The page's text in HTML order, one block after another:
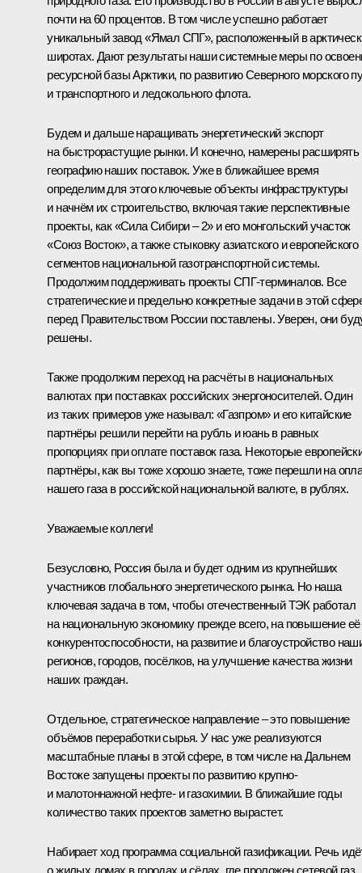
почти на 60 процентов. В том числе успешно работает
уникальный завод «Ямал СПГ», расположенный в
широтах. Дают результаты наши системные меры по
ресурсной базы Арктики, по развитию Северного морского
и транспортного и ледокольного флота.
Будем и дальше наращивать энергетический экспорт
на быстрорастущие рынки. И конечно, намерены расширять
географию наших поставок. Уже в ближайшее время
определим для этого ключевые объекты инфраструктуры
и начнём их строительство, включая такие перспективные
проекты, как «Сила Сибири – 2» и его монгольский участок
«Союз Восток», а также стыковку азиатского и европейского
сегментов национальной газотранспортной системы.
Продолжим поддерживать проекты СПГ-терминалов. Все
стратегические и предельно конкретные задачи в этой
перед Правительством России поставлены. Уверен, они
решены.
Также продолжим переход на расчёты в национальных
валютах при поставках российских энергоносителей. Один
из таких примеров уже называл: «Газпром» и его китайские
партнёры решили перейти на рубль и юань в равных
пропорциях при оплате поставок газа. Некоторые
партнёры, как вы тоже хорошо знаете, тоже перешли на
нашего газа в российской национальной валюте, в рублях.
Уважаемые коллеги!
Безусловно, Россия была и будет одним из крупнейших
участников глобального энергетического рынка. Но наша
ключевая задача в том, чтобы отечественный ТЭК работал
на национальную экономику прежде всего, на повышение её
конкурентоспособности, на развитие и благоустройство
регионов, городов, посёлков, на улучшение качества жизни
наших граждан.
Отдельное, стратегическое направление – это повышение
объёмов переработки сырья. У нас уже реализуются
масштабные планы в этой сфере, в том числе на Дальнем
Востоке запущены проекты по развитию крупно-
и малотоннажной нефте- и газохимии. В ближайшие годы
количество таких проектов заметно вырастет.
Набирает ход программа социальной газификации. Речь
о жилых домах в городах и сёлах, где проложен сетевой газ.